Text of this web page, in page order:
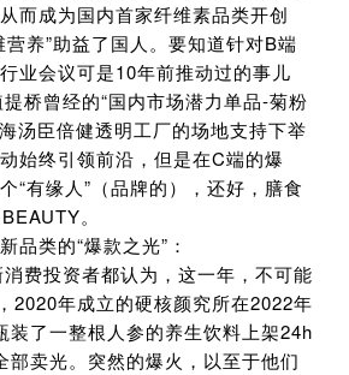
而成为国内首家纤维素品类开创
营养”助益了国人。要知道针对B端
业会议可是10年前推动过的事儿
桥曾经的“国内市场潜力单品-菊粉
汤臣倍健透明工厂的场地支持下举
始终引领前沿，但是在C端的爆
“有缘人”（品牌的），还好，膳食
。
品类的“爆款之光”：
费投资者都认为，这一年，不可能
2020年成立的硬核颜究所在2022年
装了一整根人参的养生饮料上架24h
部卖光。突然的爆火，以至于他们